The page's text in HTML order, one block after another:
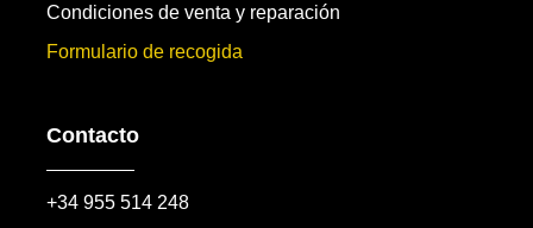
Condiciones de venta y reparación
Formulario de recogida
Contacto
+34 955 514 248